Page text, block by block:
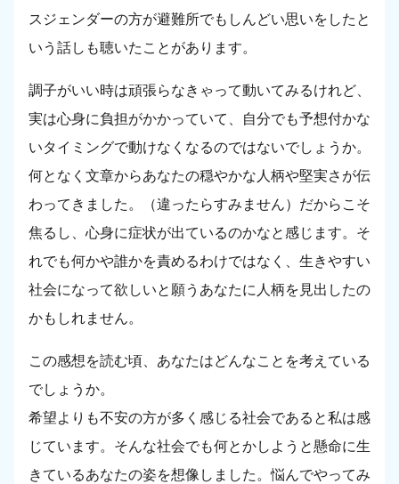
スジェンダーの方が避難所でもしんどい思いをしたと
いう話しも聴いたことがあります。
調子がいい時は頑張らなきゃって動いてみるけれど、
実は心身に負担がかかっていて、自分でも予想付かな
いタイミングで動けなくなるのではないでしょうか。
何となく文章からあなたの穏やかな人柄や堅実さが伝
わってきました。（違ったらすみません）だからこそ
焦るし、心身に症状が出ているのかなと感じます。そ
れでも何かや誰かを責めるわけではなく、生きやすい
社会になって欲しいと願うあなたに人柄を見出したの
かもしれません。
この感想を読む頃、あなたはどんなことを考えている
でしょうか。
希望よりも不安の方が多く感じる社会であると私は感
じています。そんな社会でも何とかしようと懸命に生
きているあなたの姿を想像しました。悩んでやってみ